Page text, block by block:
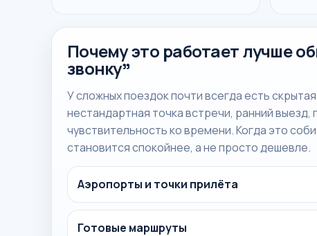
Почему это работает лучше
звонку”
У сложных поездок почти всегда есть
нестандартная точка встречи, ранний выезд,
чувствительность ко времени. Когда это
становится спокойнее, а не просто дешевле.
Аэропорты и точки прилёта
Готовые маршруты